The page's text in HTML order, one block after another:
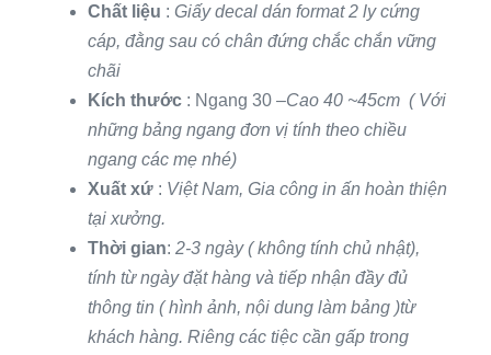
Chất liệu : Giấy decal dán format 2 ly cứng
cáp, đằng sau có chân đứng chắc chắn vững
chãi
Kích thước : Ngang 30 –Cao 40 ~45cm ( Với
những bảng ngang đơn vị tính theo chiều
ngang các mẹ nhé)
Xuất xứ : Việt Nam, Gia công in ấn hoàn thiện
tại xưởng.
Thời gian: 2-3 ngày ( không tính chủ nhật),
tính từ ngày đặt hàng và tiếp nhận đầy đủ
thông tin ( hình ảnh, nội dung làm bảng )từ
khách hàng. Riêng các tiệc cần gấp trong